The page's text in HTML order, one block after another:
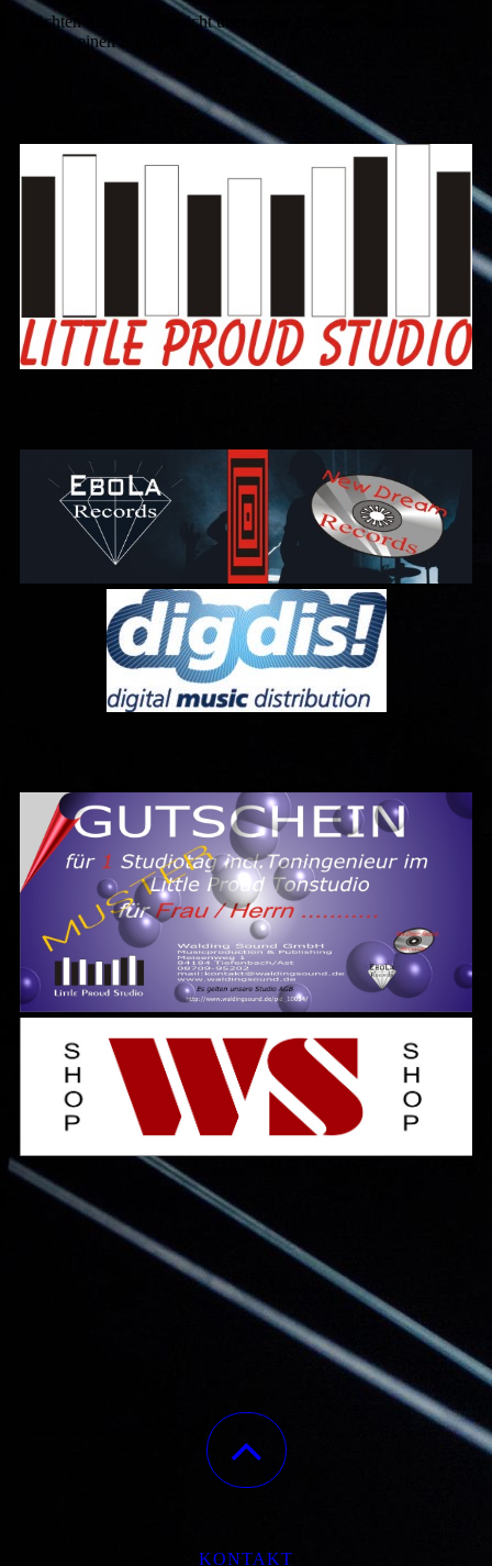
Möchten Sie eine Übersicht über unser Angebot? Verschaffen
Sie sich einen Eindruck!
KONTAKT